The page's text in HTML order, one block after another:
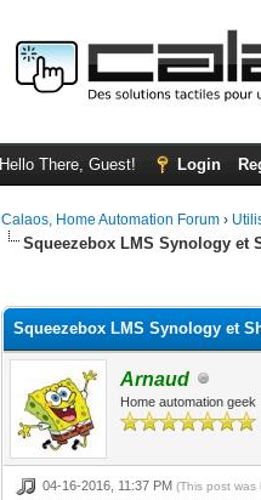
Hello There, Guest! Login
Calaos, Home Automation Forum ›
Squeezebox LMS Synology et
Squeezebox LMS Synology et
Arnaud
Home automation geek
04-16-2016, 11:37 PM(This post